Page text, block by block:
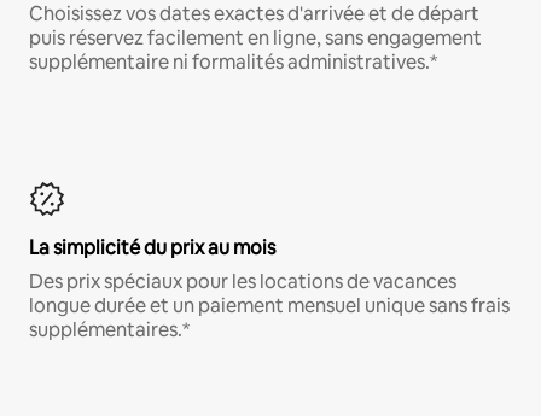
Choisissez vos dates exactes d'arrivée et de départ
puis réservez facilement en ligne, sans engagement
supplémentaire ni formalités administratives.*
La simplicité du prix au mois
Des prix spéciaux pour les locations de vacances
longue durée et un paiement mensuel unique sans frais
supplémentaires.*